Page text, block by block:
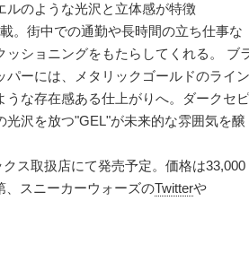
ルのような光沢と立体感が特徴
。街中での通勤や長時間の立ち仕事な
ショニングをもたらしてくれる。 ブ
ーには、メタリックゴールドのライン
うな存在感ある仕上がりへ。ダークセピ
沢を放つ"GEL"が未来的な雰囲気を醸
ス取扱店にて発売予定。価格は33,000
、スニーカーウォーズのTwitterや